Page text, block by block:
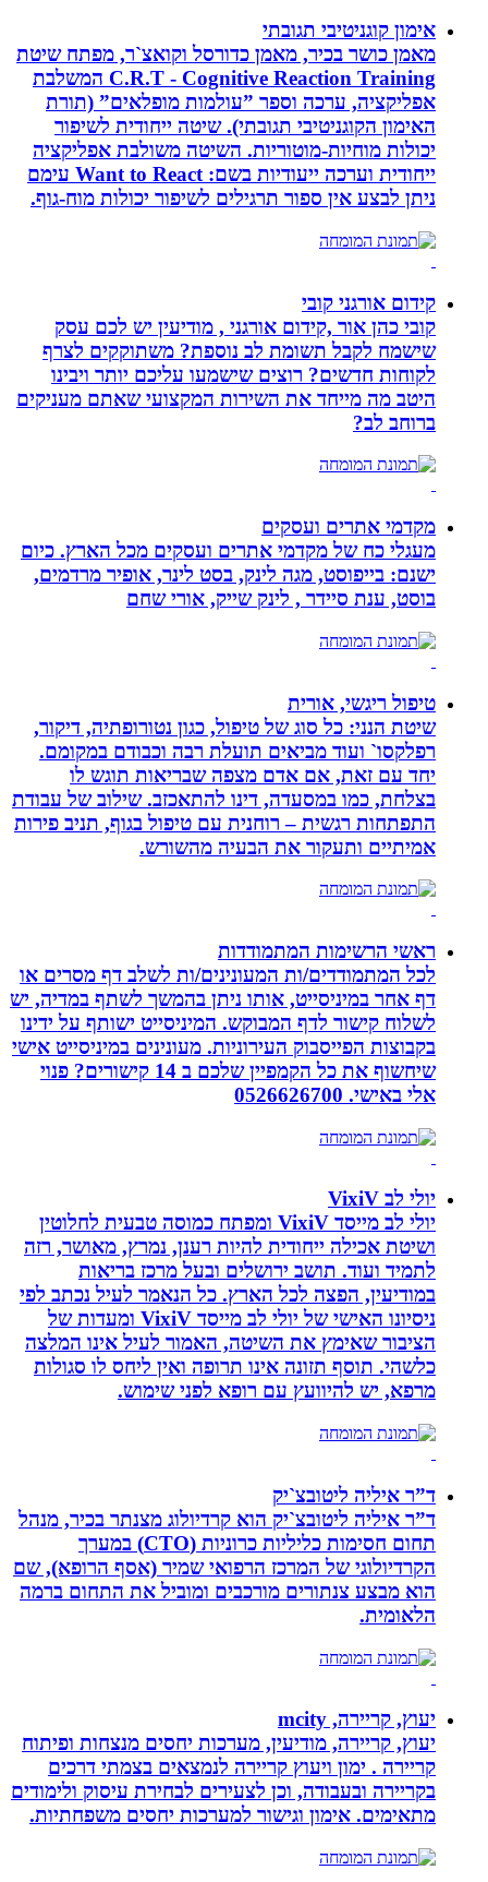
אימון קוגניטיבי תגובתי
מאמן כושר בכיר, מאמן כדורסל וקואצ`ר, מפתח שיטת
C.R.T - Cognitive Reaction Training המשלבת
אפליקציה, ערכה וספר ”עולמות מופלאים” (תורת
האימון הקוגניטיבי תגובתי). שיטה ייחודית לשיפור
יכולות מוחיות-מוטוריות. השיטה משולבת אפליקציה
ייחודית וערכה ייעודיות בשם: Want to React עימם
ניתן לבצע אין ספור תרגילים לשיפור יכולות מוח-גוף.
קידום אורגני קובי
קובי כהן אור ,קידום אורגני , מודיעין יש לכם עסק
שישמח לקבל תשומת לב נוספת? משתוקקים לצרף
לקוחות חדשים? רוצים שישמעו עליכם יותר ויבינו
היטב מה מייחד את השירות המקצועי שאתם מעניקים
ברוחב לב?
מקדמי אתרים ועסקים
מעגלי כח של מקדמי אתרים ועסקים מכל הארץ. כיום
ישנם: בייפוסט, מגה לינק, בסט לינר, אופיר מרדמים,
בוסט, ענת סיידר , לינק שייק, אורי שחם
טיפול ריגשי, אורית
שיטת הנני: כל סוג של טיפול, כגון נטורופתיה, דיקור,
רפלקסו` ועוד מביאים תועלת רבה וכבודם במקומם.
יחד עם זאת, אם אדם מצפה שבריאות תוגש לו
בצלחת, כמו במסעדה, דינו להתאכזב. שילוב של עבודת
התפתחות רגשית – רוחנית עם טיפול בגוף, תניב פירות
אמיתיים ותעקור את הבעיה מהשורש.
ראשי הרשימות המתמודדות
לכל המתמודדים/ות המעונינים/ות לשלב דף מסרים או
דף אחר במיניסייט, אותו ניתן בהמשך לשתף במדיה, יש
לשלוח קישור לדף המבוקש. המיניסייט ישותף על ידינו
בקבוצות הפייסבוק העירוניות. מעונינים במיניסייט אישי
שיחשוף את כל הקמפיין שלכם ב 14 קישורים? פנוי
אלי באישי. 0526626700
יולי לב VixiV
יולי לב מייסד VixiV ומפתח כמוסה טבעית לחלוטין
ושיטת אכילה ייחודית להיות רענן, נמרץ, מאושר, רזה
לתמיד ועוד. תושב ירושלים ובעל מרכז בריאות
במודיעין, הפצה לכל הארץ. כל הנאמר לעיל נכתב לפי
ניסיונו האישי של יולי לב מייסד VixiV ומעדות של
הציבור שאימץ את השיטה, האמור לעיל אינו המלצה
כלשהי. תוסף תזונה אינו תרופה ואין ליחס לו סגולות
מרפא, יש להיוועץ עם רופא לפני שימוש.
ד”ר איליה ליטובצ`יק
ד”ר איליה ליטובצ`יק הוא קרדיולוג מצנתר בכיר, מנהל
תחום חסימות כליליות כרוניות (CTO) במערך
הקרדיולוגי של המרכז הרפואי שמיר (אסף הרופא), שם
הוא מבצע צנתורים מורכבים ומוביל את התחום ברמה
הלאומית.
יעוץ, קריירה, mcity
יעוץ, קריירה, מודיעין, מערכות יחסים מנצחות ופיתוח
קריירה . ימון ויעוץ קריירה לנמצאים בצמתי דרכים
בקריירה ובעבודה, וכן לצעירים לבחירת עיסוק ולימודים
מתאימים. אימון וגישור למערכות יחסים משפחתיות.